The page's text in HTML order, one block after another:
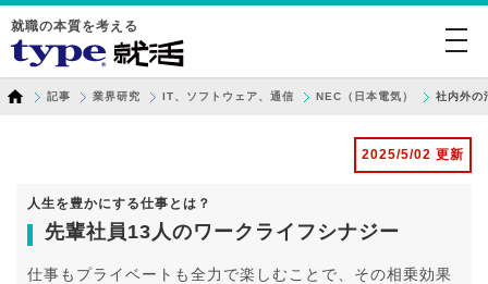
就職の本質を考える
記事 業界研究 IT、ソフトウェア、通信 NEC（日本電気） 社内外の
2025/5/02 更新
人生を豊かにする仕事とは？
先輩社員13人のワークライフシナジー
仕事もプライベートも全力で楽しむことで、その相乗効果